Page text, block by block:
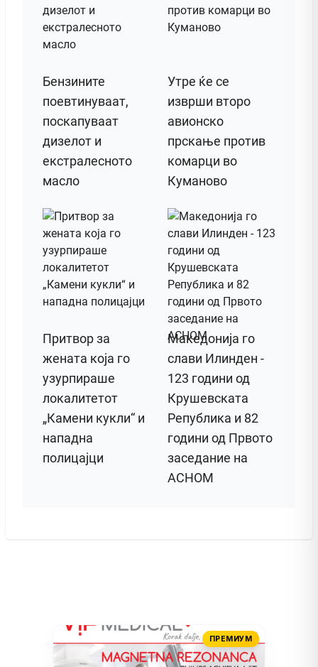
Бензините
поевтинуваат,
поскапуваат
дизелот и
екстралесното
масло
Утре ќе се
изврши второ
авионско
прскање против
комарци во
Куманово
Притвор за
жената која го
узурпираше
локалитетот
„Камени кукли“ и
нападна
полицајци
Македонија го
слави Илинден -
123 години од
Крушевската
Република и 82
години од Првото
заседание на
АСНОМ
ПРЕМИУМ